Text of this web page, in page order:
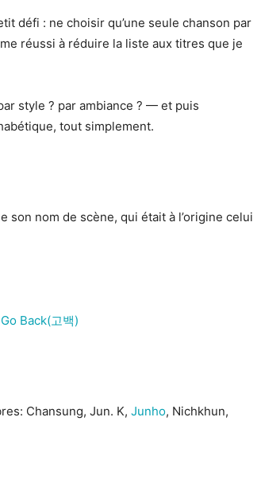
défi : ne choisir qu’une seule chanson par
réussi à réduire la liste aux titres que je
style ? par ambiance ? — et puis
tout simplement.
nom de scène, qui était à l’origine celui
Chansung, Jun. K, Junho, Nichkhun,